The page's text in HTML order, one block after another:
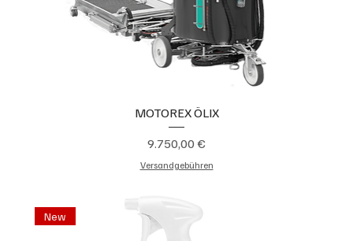
MOTOREX ÖLIX
Preis
9.750,00 €
Versandgebühren
New